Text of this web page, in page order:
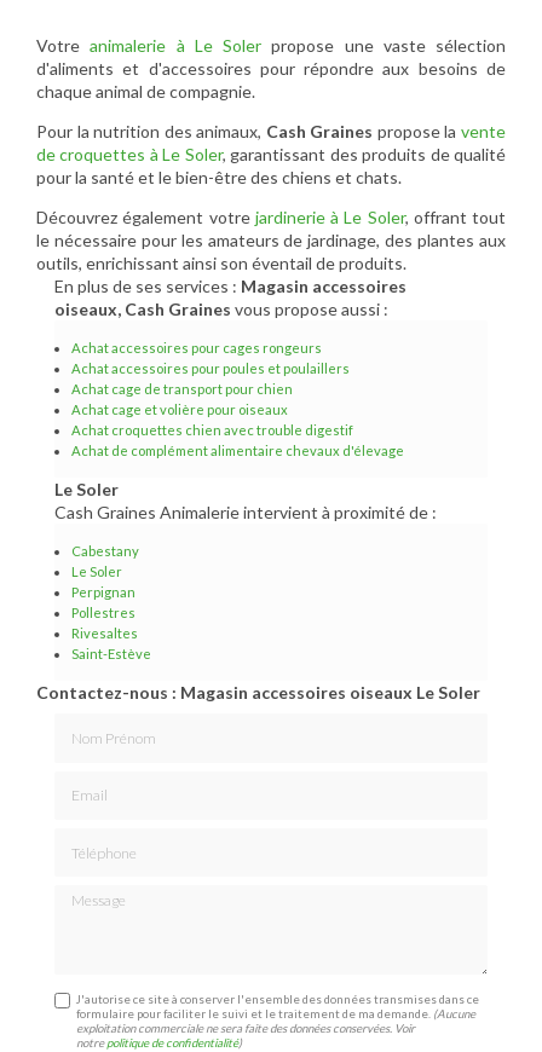
Votreanimalerie à Le Soler propose une vaste sélection
d'aliments et d'accessoires pour répondre aux besoins de
chaque animal de compagnie.
Pour la nutrition des animaux, Cash Graines propose lavente
de croquettes à Le Soler, garantissant des produits de qualité
pour la santé et le bien-être des chiens et chats.
Découvrez également votre jardinerie à Le Soler, offrant tout
le nécessaire pour les amateurs de jardinage, des plantes aux
outils, enrichissant ainsi son éventail de produits.
En plus de ses services : Magasin accessoires
oiseaux, Cash Graines vous propose aussi :
Achat accessoires pour cages rongeurs
Achat accessoires pour poules et poulaillers
Achat cage de transport pour chien
Achat cage et volière pour oiseaux
Achat croquettes chien avec trouble digestif
Achat de complément alimentaire chevaux d'élevage
Le Soler
Cash Graines Animalerie intervient à proximité de :
Cabestany
Le Soler
Perpignan
Pollestres
Rivesaltes
Saint-Estève
Contactez-nous : Magasin accessoires oiseaux Le Soler
Message
J'autorise ce site à conserver l'ensemble des données transmises dans ce
formulaire pour faciliter le suivi et le traitement de ma demande. (Aucune
exploitation commerciale ne sera faite des données conservées. Voir
notrepolitique de confidentialité)